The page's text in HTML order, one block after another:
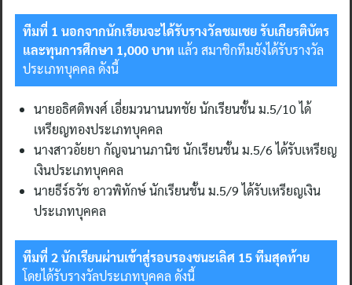
ทีมที่ 1 นอกจากนักเรียนจะได้รับรางวัลชมเชย รับเกียรติบัตร
และทุนการศึกษา 1,000 บาท แล้ว สมาชิกทีมยังได้รับรางวัล
ประเภทบุคคล ดังนี้
นายอธิศติพงศ์ เอี่ยมวนานนทชัย นักเรียนชั้น ม.5/10 ได้
เหรียญทองประเภทบุคคล
นางสาวอัยยา กัญจนานภานิช นักเรียนชั้น ม.5/6 ได้รับเหรียญ
เงินประเภทบุคคล
นายธีร์ธวัช อาวพิทักษ์ นักเรียนชั้น ม.5/9 ได้รับเหรียญเงิน
ประเภทบุคคล
ทีมที่ 2 นักเรียนผ่านเข้าสู่รอบรองชนะเลิศ 15 ทีมสุดท้าย
โดยได้รับรางวัลประเภทบุคคล ดังนี้